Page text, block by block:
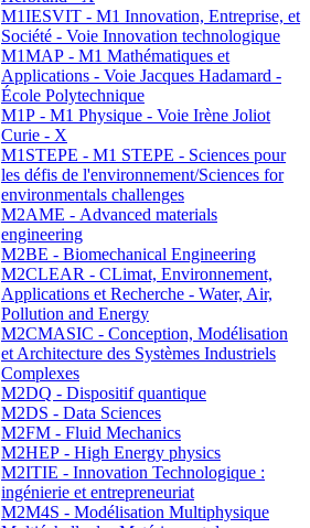
M1IESVIT - M1 Innovation, Entreprise, et
Société - Voie Innovation technologique
M1MAP - M1 Mathématiques et
Applications - Voie Jacques Hadamard -
École Polytechnique
M1P - M1 Physique - Voie Irène Joliot
Curie - X
M1STEPE - M1 STEPE - Sciences pour
les défis de l'environnement/Sciences for
environmentals challenges
M2AME - Advanced materials
engineering
M2BE - Biomechanical Engineering
M2CLEAR - CLimat, Environnement,
Applications et Recherche - Water, Air,
Pollution and Energy
M2CMASIC - Conception, Modélisation
et Architecture des Systèmes Industriels
Complexes
M2DQ - Dispositif quantique
M2DS - Data Sciences
M2FM - Fluid Mechanics
M2HEP - High Energy physics
M2ITIE - Innovation Technologique :
ingénierie et entrepreneuriat
M2M4S - Modélisation Multiphysique